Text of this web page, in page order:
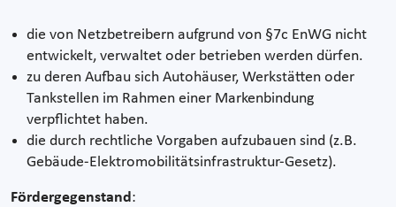
die von Netzbetreibern aufgrund von §7c EnWG nicht
entwickelt, verwaltet oder betrieben werden dürfen.
zu deren Aufbau sich Autohäuser, Werkstätten oder
Tankstellen im Rahmen einer Markenbindung
verpflichtet haben.
die durch rechtliche Vorgaben aufzubauen sind (z.B.
Gebäude-Elektromobilitätsinfrastruktur-Gesetz).
Fördergegenstand :